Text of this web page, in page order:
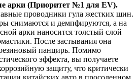
арки (Приоритет №1 для EV).
проводники гула жестких шин.
снимаются и демпфируются, а на
арки наносится толстый слой
После застывания она
панцирь. Помимо
эффекта, вы получаете
защиту, что критически
китайских авто в просоленном